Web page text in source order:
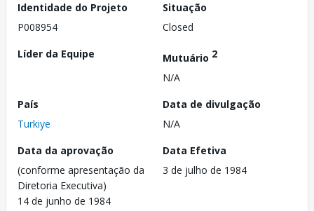
Identidade do Projeto
P008954
Situação
Closed
Líder da Equipe
Mutuário 2
N/A
País
Turkiye
Data de divulgação
N/A
Data da aprovação
(conforme apresentação da
Diretoria Executiva)
14 de junho de 1984
Data Efetiva
3 de julho de 1984